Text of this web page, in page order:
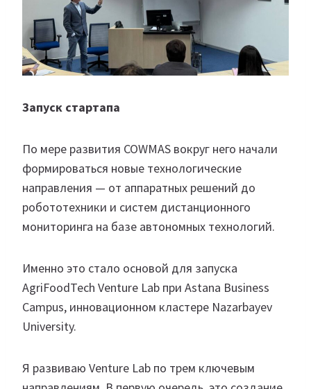
Запуск стартапа
По мере развития COWMAS вокруг него начали
формироваться новые технологические
направления — от аппаратных решений до
робототехники и систем дистанционного
мониторинга на базе автономных технологий.
Именно это стало основой для запуска
AgriFoodTech Venture Lab при Astana Business
Campus, инновационном кластере Nazarbayev
University.
Я развиваю Venture Lab по трем ключевым